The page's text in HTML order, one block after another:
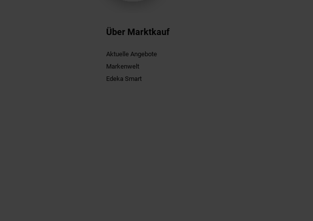
Über Marktkauf
Aktuelle Angebote
Markenwelt
Edeka Smart